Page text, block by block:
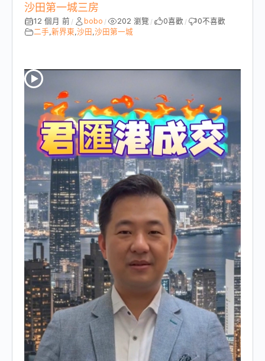
沙田第一城三房
12 個月 前 / bobo / 202 瀏覽 / 0喜歡 / 0不喜歡
二手,新界東,沙田 ,沙田第一城